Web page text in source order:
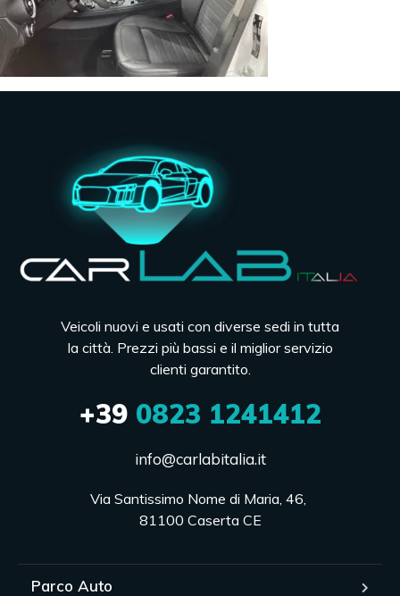
Veicoli nuovi e usati con diverse sedi in tutta
la città. Prezzi più bassi e il miglior servizio
clienti garantito.
+390823 1241412
info@carlabitalia.it
Via Santissimo Nome di Maria, 46,
81100 Caserta CE
Parco Auto